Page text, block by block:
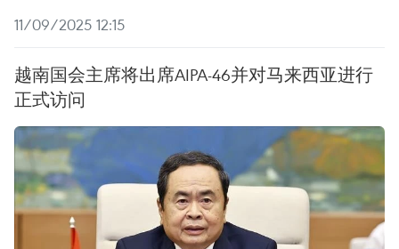
11/09/2025 12:15
越南国会主席将出席AIPA-46并对马来西亚进行
正式访问